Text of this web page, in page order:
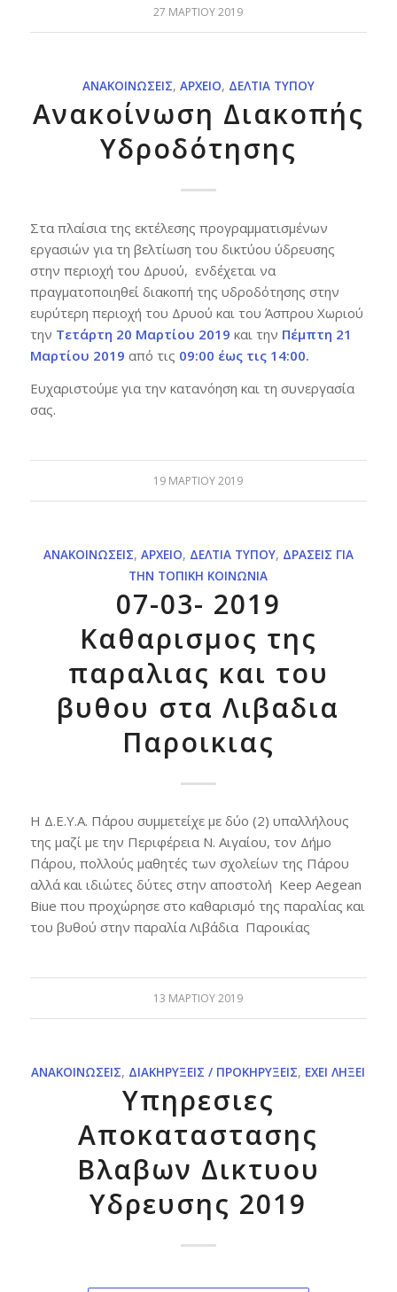
27 ΜΑΡΤΊΟΥ 2019
ΑΝΑΚΟΙΝΏΣΕΙΣ, ΑΡΧΕΊΟ, ΔΕΛΤΊΑ ΤΎΠΟΥ
Ανακοίνωση Διακοπής
Υδροδότησης
Στα πλαίσια της εκτέλεσης προγραμματισμένων
εργασιών για τη βελτίωση του δικτύου ύδρευσης
στην περιοχή του Δρυού, ενδέχεται να
πραγματοποιηθεί διακοπή της υδροδότησης στην
ευρύτερη περιοχή του Δρυού και του Άσπρου Χωριού
την Τετάρτη 20 Μαρτίου 2019 και την Πέμπτη 21
Μαρτίου 2019 από τις 09:00 έως τις 14:00.
Ευχαριστούμε για την κατανόηση και τη συνεργασία
σας.
19 ΜΑΡΤΊΟΥ 2019
ΑΝΑΚΟΙΝΏΣΕΙΣ, ΑΡΧΕΊΟ, ΔΕΛΤΊΑ ΤΎΠΟΥ, ΔΡΆΣΕΙΣ ΓΙΑ
ΤΗΝ ΤΟΠΙΚΉ ΚΟΙΝΩΝΊΑ
07-03- 2019
Καθαρισμος της
παραλιας και του
βυθου στα Λιβαδια
Παροικιας
Η Δ.Ε.Υ.Α. Πάρου συμμετείχε με δύο (2) υπαλλήλους
της μαζί με την Περιφέρεια Ν. Αιγαίου, τον Δήμο
Πάρου, πολλούς μαθητές των σχολείων της Πάρου
αλλά και ιδιώτες δύτες στην αποστολή Keep Aegean
Biue που προχώρησε στο καθαρισμό της παραλίας και
του βυθού στην παραλία Λιβάδια Παροικίας
13 ΜΑΡΤΊΟΥ 2019
ΑΝΑΚΟΙΝΏΣΕΙΣ, ΔΙΑΚΗΡΎΞΕΙΣ / ΠΡΟΚΗΡΎΞΕΙΣ, ΈΧΕΙ ΛΉΞΕΙ
Υπηρεσιες
Αποκαταστασης
Βλαβων Δικτυου
Υδρευσης 2019